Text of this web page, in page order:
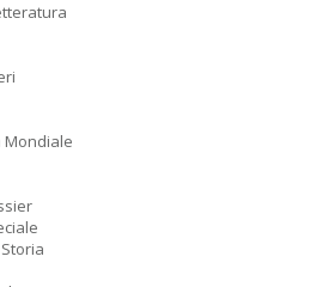
Mondiale